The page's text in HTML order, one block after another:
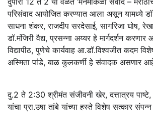
परिसंवाद आयोजित करण्यात आला असून यामध्ये
साधना शंकर, राजदीप सरदेसाई, सागरिजा घोष,
डॉ.मंजिरी वैद्य, प्रसन्ना अय्यर हे मार्गदर्शन करणार
विद्यापीठ, पुणेचे कार्यवाह आ.डॉ.विश्वजीत कदम
अस्मिता पांडे, बाळ कुलकर्णी हे संवादक असणार
दु.2 ते 2:30 श्रीमंत संजीवनी खेर, दत्तात्रय
यांचा प्रा.उषा तांबे यांच्या हस्ते विशेष सत्कार